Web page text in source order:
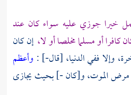
خيرا جوزي عليه سواء كان عند
كافرا أو مسلما مخلصا أو لا، إن كان
وإلا ففي الدنيا، [قال-] : وأعظم
مرض الموت، و[كان -] بحيث يجازى